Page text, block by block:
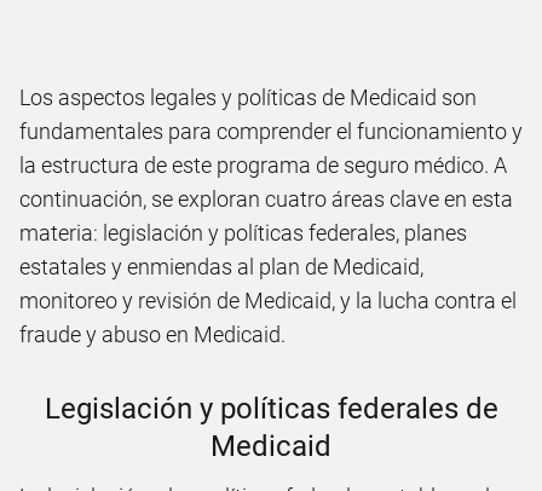
Los aspectos legales y políticas de Medicaid son
fundamentales para comprender el funcionamiento y
la estructura de este programa de seguro médico. A
continuación, se exploran cuatro áreas clave en esta
materia: legislación y políticas federales, planes
estatales y enmiendas al plan de Medicaid,
monitoreo y revisión de Medicaid, y la lucha contra el
fraude y abuso en Medicaid.
Legislación y políticas federales de
Medicaid